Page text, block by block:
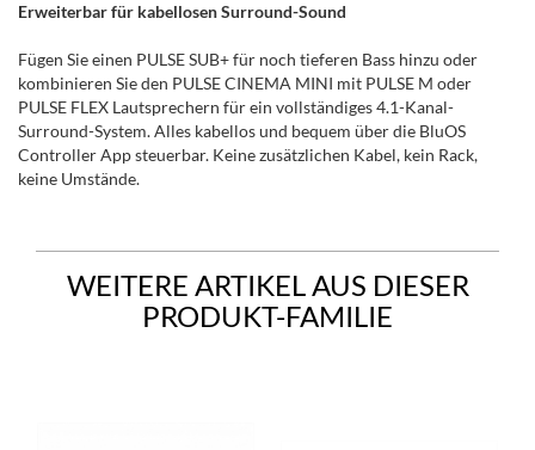
Erweiterbar für kabellosen Surround-Sound
Fügen Sie einen PULSE SUB+ für noch tieferen Bass hinzu oder
kombinieren Sie den PULSE CINEMA MINI mit PULSE M oder
PULSE FLEX Lautsprechern für ein vollständiges 4.1-Kanal-
Surround-System. Alles kabellos und bequem über die BluOS
Controller App steuerbar. Keine zusätzlichen Kabel, kein Rack,
keine Umstände.
WEITERE ARTIKEL AUS DIESER
PRODUKT-FAMILIE